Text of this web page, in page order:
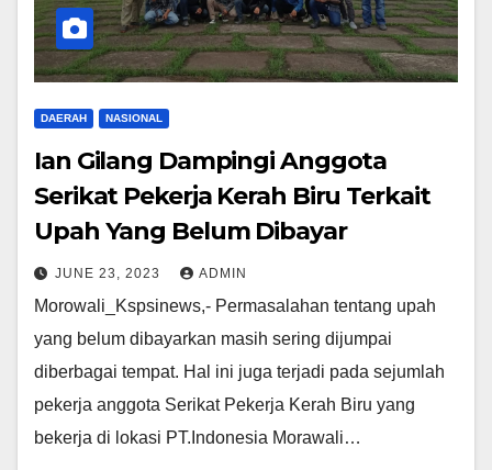
DAERAH NASIONAL
Ian Gilang Dampingi Anggota
Serikat Pekerja Kerah Biru Terkait
Upah Yang Belum Dibayar
JUNE 23, 2023 ADMIN
Morowali_Kspsinews,- Permasalahan tentang upah
yang belum dibayarkan masih sering dijumpai
diberbagai tempat. Hal ini juga terjadi pada sejumlah
pekerja anggota Serikat Pekerja Kerah Biru yang
bekerja di lokasi PT.Indonesia Morawali…